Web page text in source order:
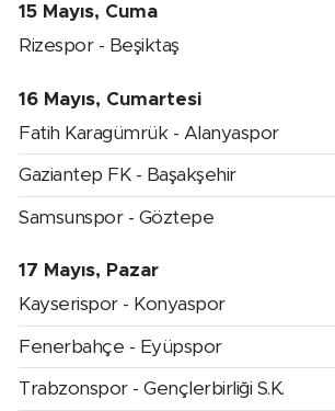
15 Mayıs, Cuma
Rizespor - Beşiktaş
16 Mayıs, Cumartesi
Fatih Karagümrük - Alanyaspor
Gaziantep FK - Başakşehir
Samsunspor - Göztepe
17 Mayıs, Pazar
Kayserispor - Konyaspor
Fenerbahçe - Eyüpspor
Trabzonspor - Gençlerbirliği S.K.